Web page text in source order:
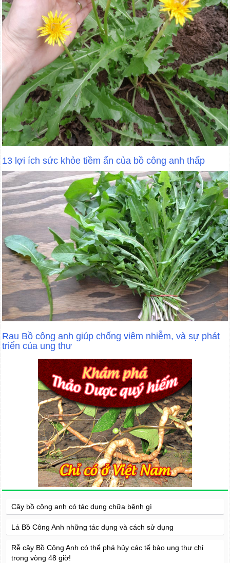
13 lợi ích sức khỏe tiềm ẩn của bồ công anh thấp
Rau Bồ công anh giúp chống viêm nhiễm, và sự phát
triển của ung thư
Cây bồ công anh có tác dụng chữa bệnh gì
Lá Bồ Công Anh những tác dụng và cách sử dụng
Rễ cây Bồ Công Anh có thể phá hủy các tế bào ung thư chỉ
trong vòng 48 giờ!